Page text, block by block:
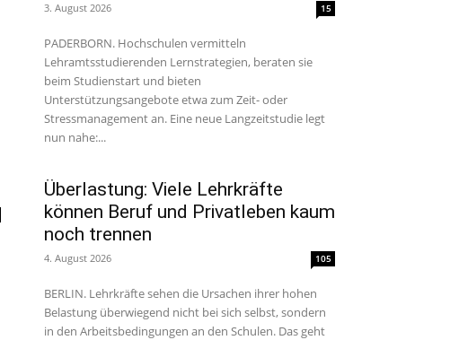
3. August 2026 15
PADERBORN. Hochschulen vermitteln
Lehramtsstudierenden Lernstrategien, beraten sie
beim Studienstart und bieten
Unterstützungsangebote etwa zum Zeit- oder
Stressmanagement an. Eine neue Langzeitstudie legt
nun nahe:...
Überlastung: Viele Lehrkräfte
können Beruf und Privatleben kaum
noch trennen
4. August 2026 105
BERLIN. Lehrkräfte sehen die Ursachen ihrer hohen
Belastung überwiegend nicht bei sich selbst, sondern
in den Arbeitsbedingungen an den Schulen. Das geht